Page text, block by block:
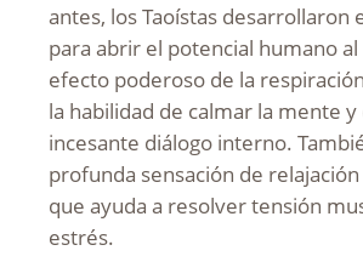
antes, los Taoístas desarrollaron
para abrir el potencial humano
efecto poderoso de la
la habilidad de calmar la mente
incesante diálogo interno.
profunda sensación de
que ayuda a resolver tensión
estrés.